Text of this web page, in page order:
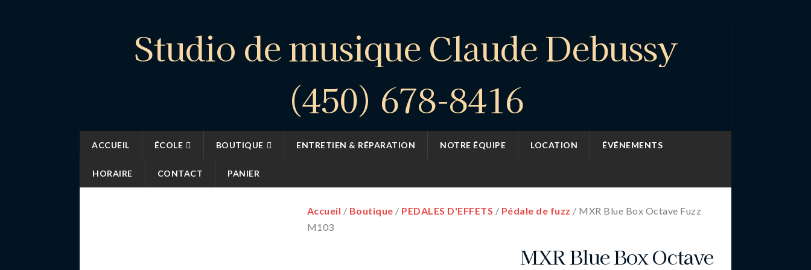
Studio de musique Claude Debussy
(450) 678-8416
ACCUEIL ÉCOLE BOUTIQUE ENTRETIEN & RÉPARATION NOTRE ÉQUIPE LOCATION ÉVÉNEMENTS
HORAIRE CONTACT PANIER
Accueil / Boutique / PEDALES D'EFFETS / Pédale de fuzz / MXR Blue Box Octave Fuzz
M103
MXR Blue Box Octave